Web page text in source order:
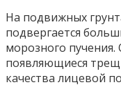
На подвижных
подвергается
морозного
появляющиеся
качества лицевой